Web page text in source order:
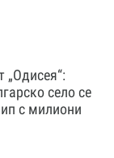
„Одисея“:
село се
с милиони